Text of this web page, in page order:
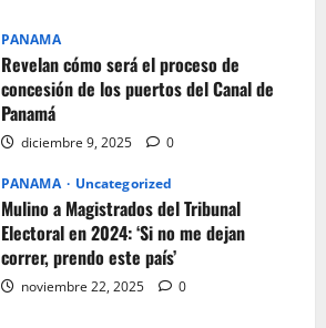
PANAMA
Revelan cómo será el proceso de
concesión de los puertos del Canal de
Panamá
diciembre 9, 2025 0
PANAMA Uncategorized
Mulino a Magistrados del Tribunal
Electoral en 2024: ‘Si no me dejan
correr, prendo este país’
noviembre 22, 2025 0